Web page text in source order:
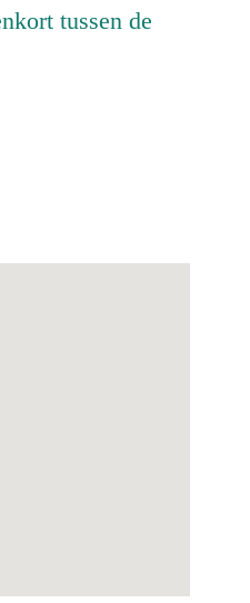
tussen de